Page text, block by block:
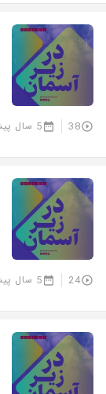
38 5 سال پیش
24 5 سال پیش